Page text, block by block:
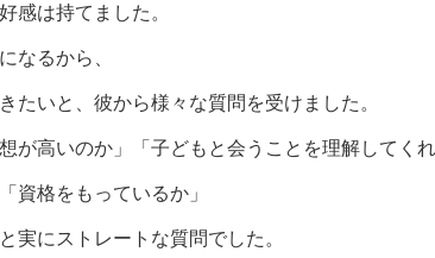
感は持てました。
なるから、
たいと、彼から様々な質問を受けました。
が高いのか」「子どもと会うことを理解してく
資格をもっているか」
実にストレートな質問でした。